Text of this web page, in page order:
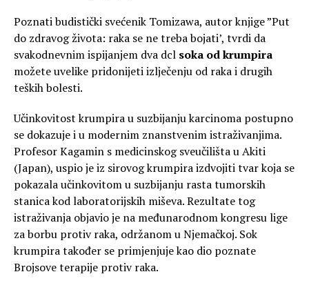
Poznati budistički svećenik Tomizawa, autor knjige ”Put
do zdravog života: raka se ne treba bojati’, tvrdi da
svakodnevnim ispijanjem dva dcl soka od krumpira
možete uvelike pridonijeti izlječenju od raka i drugih
teških bolesti.
Učinkovitost krumpira u suzbijanju karcinoma postupno
se dokazuje i u modernim znanstvenim istraživanjima.
Profesor Kagamin s medicinskog sveučilišta u Akiti
(Japan), uspio je iz sirovog krumpira izdvojiti tvar koja se
pokazala učinkovitom u suzbijanju rasta tumorskih
stanica kod laboratorijskih miševa. Rezultate tog
istraživanja objavio je na međunarodnom kongresu lige
za borbu protiv raka, održanom u Njemačkoj. Sok
krumpira također se primjenjuje kao dio poznate
Brojsove terapije protiv raka.